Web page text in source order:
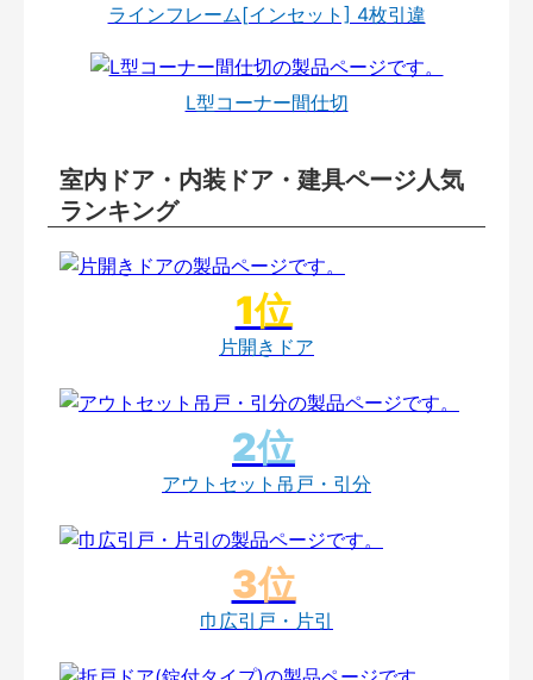
ラインフレーム[インセット] 4枚引違
L型コーナー間仕切
室内ドア・内装ドア・建具ページ人気
ランキング
片開きドア
アウトセット吊戸・引分
巾広引戸・片引